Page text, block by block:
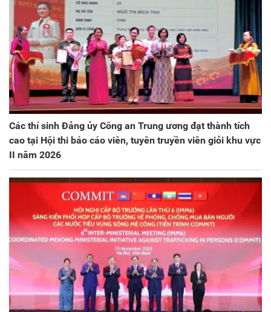
Các thí sinh Đảng ủy Công an Trung ương đạt thành tích
cao tại Hội thi báo cáo viên, tuyên truyền viên giỏi khu vực
II năm 2026